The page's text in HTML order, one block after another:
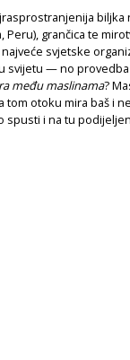
Peru), grančica te
svjetske
— no provedba
među maslinama?
tom otoku mira baš i
spusti i na tu